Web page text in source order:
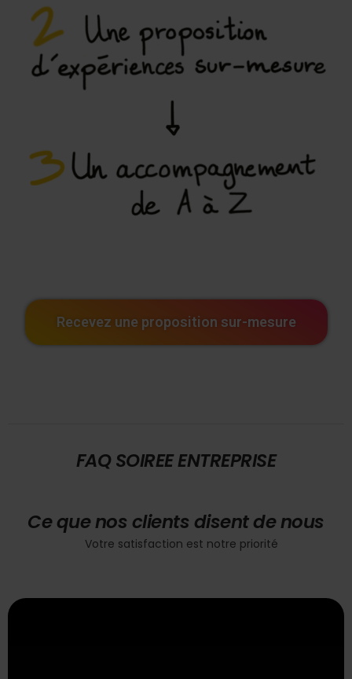
Recevez une proposition sur-mesure
FAQ SOIREE ENTREPRISE
Ce que nos clients disent de nous
Votre satisfaction est notre priorité